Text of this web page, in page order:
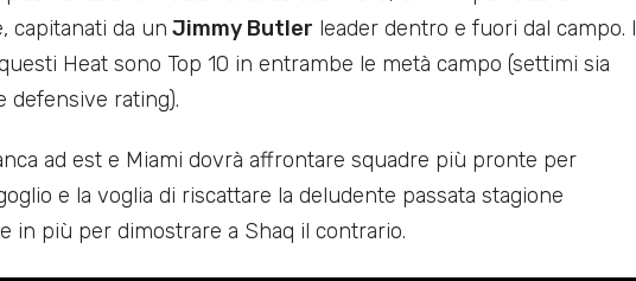
capitanati da un Jimmy Butler leader dentro e fuori dal campo. I
Heat sono Top 10 in entrambe le metà campo (settimi sia
defensive rating).
ad est e Miami dovrà affrontare squadre più pronte per
e la voglia di riscattare la deludente passata stagione
in più per dimostrare a Shaq il contrario.